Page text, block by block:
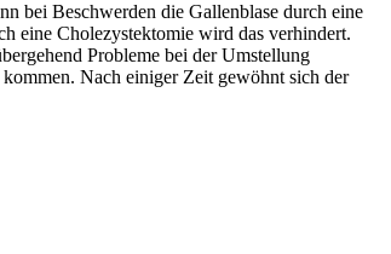
bei Beschwerden die Gallenblase durch eine
eine Cholezystektomie wird das verhindert.
Probleme bei der Umstellung
Nach einiger Zeit gewöhnt sich der